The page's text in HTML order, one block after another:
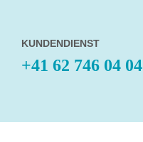
KUNDENDIENST
+41 62 746 04 04